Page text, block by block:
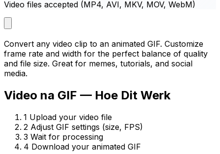
Video files accepted (MP4, AVI, MKV, MOV, WebM)
Convert any video clip to an animated GIF. Customize
frame rate and width for the perfect balance of quality
and file size. Great for memes, tutorials, and social
media.
Video na GIF — Hoe Dit Werk
1 Upload your video file
2 Adjust GIF settings (size, FPS)
3 Wait for processing
4 Download your animated GIF